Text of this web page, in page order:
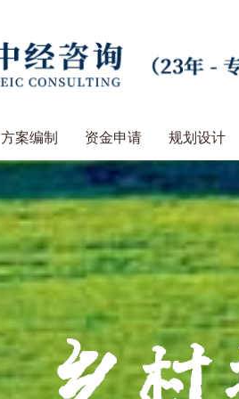
方案编制 资金申请 规划设计